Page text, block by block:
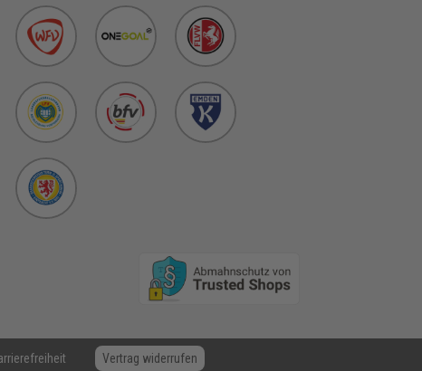
Vertrag widerrufen